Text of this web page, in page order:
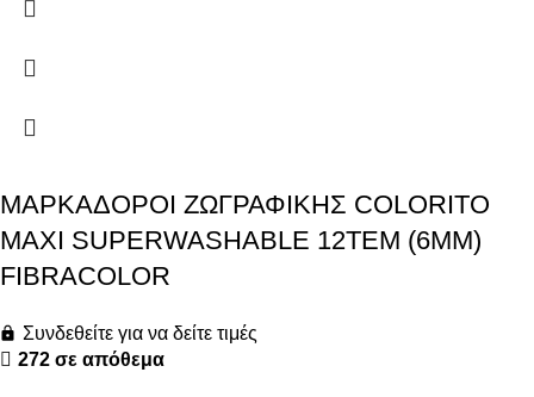
ΜΑΡΚΑΔΟΡΟΙ ZΩΓΡΑΦΙΚΗΣ COLORITO
MAXI SUPERWASHABLE 12ΤΕΜ (6MM)
FIBRACOLOR
Συνδεθείτε για να δείτε τιμές
272 σε απόθεμα